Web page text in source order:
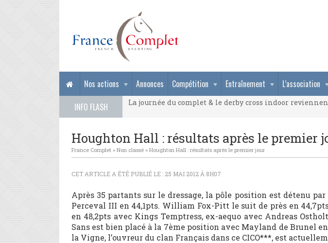
Nos actions Annonces Compétition Entraînement
L’association
INFO FLASH
La journée du complet & le derby cross indoor
La journée du complet & le derby cross indoor
Houghton Hall : résultats après le premier
France Complet » Non classé » Houghton Hall : résultats après le premier jour
CET ARTICLE A ÉTÉ PUBLIÉ LE : 25 MAI 2012 À 8H07
Après 35 partants sur le dressage, la pôle position est détenu
Perceval III en 44,1pts. William Fox-Pitt le suit de près en
en 48,2pts avec Kings Temptress, ex-aequo avec Andreas
Sans est bien placé à la 7ème position avec Mayland de Brunel
la Vigne, l’ouvreur du clan Français dans ce CICO***, est